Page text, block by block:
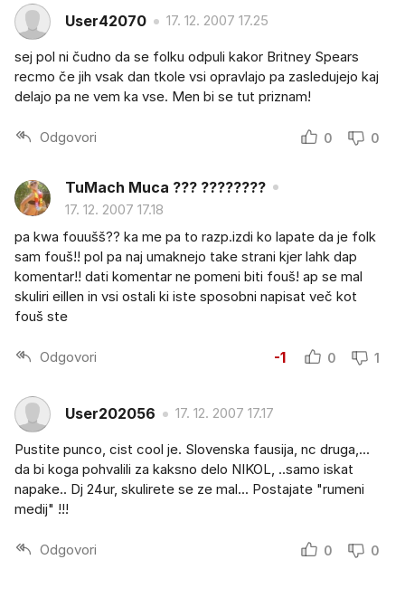
User42070 17. 12. 2007 17.25
sej pol ni čudno da se folku odpuli kakor Britney Spears
recmo če jih vsak dan tkole vsi opravlajo pa zasledujejo kaj
delajo pa ne vem ka vse. Men bi se tut priznam!
Odgovori 0 0
TuMach Muca ??? ????????
17. 12. 2007 17.18
pa kwa fouušš?? ka me pa to razp.izdi ko lapate da je folk
sam fouš!! pol pa naj umaknejo take strani kjer lahk dap
komentar!! dati komentar ne pomeni biti fouš! ap se mal
skuliri eillen in vsi ostali ki iste sposobni napisat več kot
fouš ste
Odgovori -1 0 1
User202056 17. 12. 2007 17.17
Pustite punco, cist cool je. Slovenska fausija, nc druga,...
da bi koga pohvalili za kaksno delo NIKOL, ..samo iskat
napake.. Dj 24ur, skulirete se ze mal... Postajate "rumeni
medij" !!!
Odgovori 0 0